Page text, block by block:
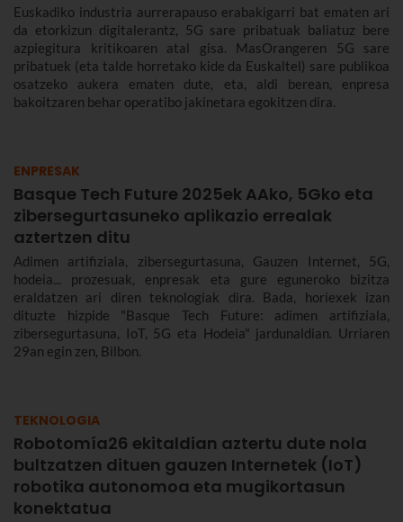
Euskadiko industria aurrerapauso erabakigarri bat ematen ari
da etorkizun digitalerantz, 5G sare pribatuak baliatuz bere
azpiegitura kritikoaren atal gisa. MasOrangeren 5G sare
pribatuek (eta talde horretako kide da Euskaltel) sare publikoa
osatzeko aukera ematen dute, eta, aldi berean, enpresa
bakoitzaren behar operatibo jakinetara egokitzen dira.
ENPRESAK
Basque Tech Future 2025ek AAko, 5Gko eta
zibersegurtasuneko aplikazio errealak
aztertzen ditu
Adimen artifiziala, zibersegurtasuna, Gauzen Internet, 5G,
hodeia... prozesuak, enpresak eta gure eguneroko bizitza
eraldatzen ari diren teknologiak dira. Bada, horiexek izan
dituzte hizpide "Basque Tech Future: adimen artifiziala,
zibersegurtasuna, IoT, 5G eta Hodeia" jardunaldian. Urriaren
29an egin zen, Bilbon.
TEKNOLOGIA
Robotomía26 ekitaldian aztertu dute nola
bultzatzen dituen gauzen Internetek (IoT)
robotika autonomoa eta mugikortasun
konektatua